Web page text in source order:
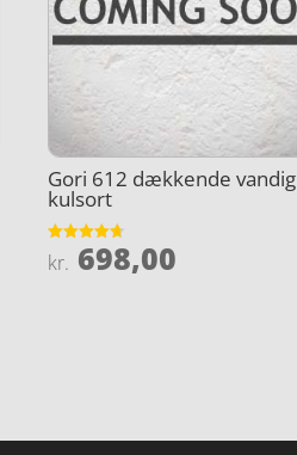
Gori 612 dækkende
kulsort
Vurderet
4.7
kr. 698,00